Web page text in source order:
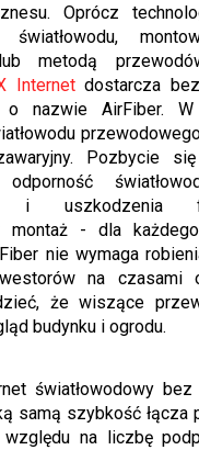
Oprócz
światłowodu,
metodą
Internetdostarcza
o nazwie AirFiber.
Pozbycie
odporność
i uszkodzenia
montaż - dla
nie wymaga
na czasami
że wiszące
budynku i ogrodu.
światłowodowy bez
samą szybkość
na liczbę